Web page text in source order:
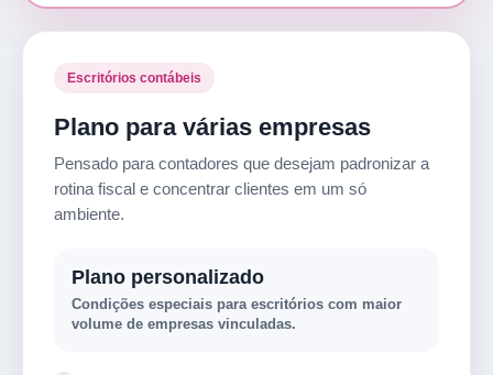
Escritórios contábeis
Plano para várias empresas
Pensado para contadores que desejam padronizar a
rotina fiscal e concentrar clientes em um só
ambiente.
Plano personalizado
Condições especiais para escritórios com maior
volume de empresas vinculadas.